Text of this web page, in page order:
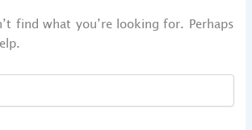
find what you’re looking for. Perhaps